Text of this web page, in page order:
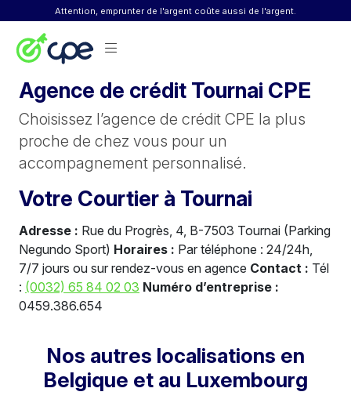
Skip to contentAttention, emprunter de l'argent coûte aussi de l'argent.
Agence de crédit Tournai CPE
Choisissez l’agence de crédit CPE la plus
proche de chez vous pour un
accompagnement personnalisé.
Votre Courtier à Tournai
Adresse : Rue du Progrès, 4, B-7503 Tournai (Parking
Negundo Sport) Horaires : Par téléphone : 24/24h,
7/7 jours ou sur rendez-vous en agence Contact : Tél
: (0032) 65 84 02 03 Numéro d’entreprise :
0459.386.654
Nos autres localisations en
Belgique et au Luxembourg